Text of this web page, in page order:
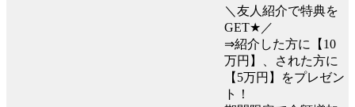
＼友人紹介で特典を
GET★／
⇒紹介した方に【10
万円】、された方に
【5万円】をプレゼン
ト！